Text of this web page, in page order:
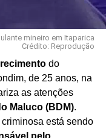
mineiro em Itaparica
Crédito: Reprodução
do
de 25 anos, na
as atenções
Maluco (BDM).
está sendo
pelo